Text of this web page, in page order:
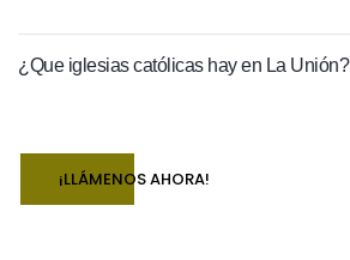
¿Que iglesias católicas hay en La Unión?
¡LLÁMENOS AHORA!